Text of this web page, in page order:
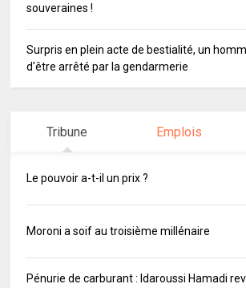
souveraines !
Surpris en plein acte de bestialité, un
d'être arrêté par la gendarmerie
Tribune Emplois
Le pouvoir a-t-il un prix ?
Moroni a soif au troisième millénaire
Pénurie de carburant : Idaroussi Hamadi